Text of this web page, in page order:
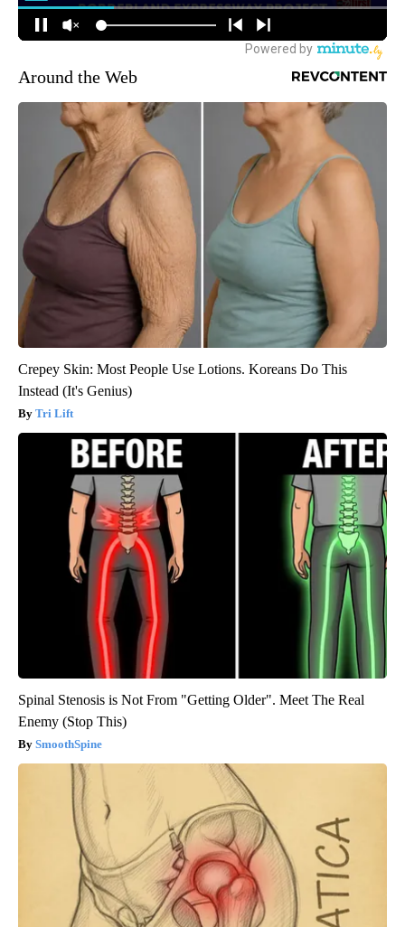
Around the Web
Crepey Skin: Most People Use Lotions. Koreans Do This
Instead (It's Genius)
Tri Lift
Spinal Stenosis is Not From "Getting Older". Meet The Real
Enemy (Stop This)
SmoothSpine